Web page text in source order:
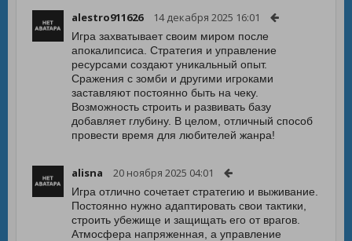
alestro911626 14 декабря 2025 16:01
Игра захватывает своим миром после
апокалипсиса. Стратегия и управление
ресурсами создают уникальный опыт.
Сражения с зомби и другими игроками
заставляют постоянно быть на чеку.
Возможность строить и развивать базу
добавляет глубину. В целом, отличный способ
провести время для любителей жанра!
alisna 20 ноября 2025 04:01
Игра отлично сочетает стратегию и выживание.
Постоянно нужно адаптировать свои тактики,
строить убежище и защищать его от врагов.
Атмосфера напряженная, а управление